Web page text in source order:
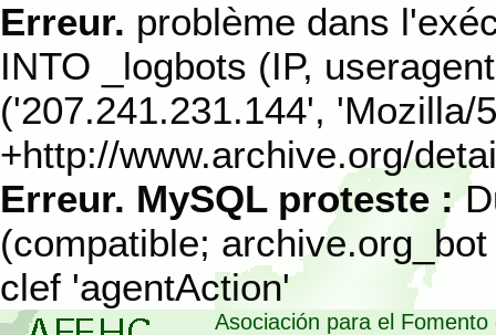
Erreur. problème dans
INTO _logbots (IP,
('207.241.231.144',
+http://www.archive.org/
Erreur. MySQL proteste :
(compatible;
clef 'agentAction'
Asociación para el